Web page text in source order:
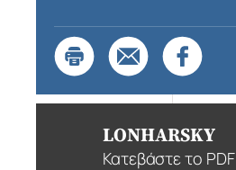
LONHARSKY
Κατεβάστε το PDF